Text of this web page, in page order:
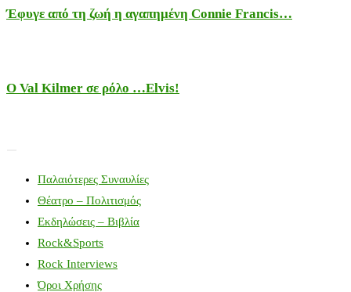
Έφυγε από τη ζωή η αγαπημένη Connie Francis…
Ο Val Kilmer σε ρόλο …Elvis!
Παλαιότερες Συναυλίες
Θέατρο – Πολιτισμός
Εκδηλώσεις – Βιβλία
Rock&Sports
Rock Interviews
Όροι Χρήσης